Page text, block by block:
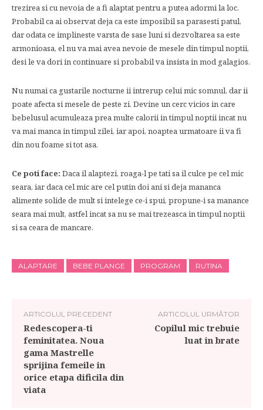
trezirea si cu nevoia de a fi alaptat pentru a putea adormi la loc.
Probabil ca ai observat deja ca este imposibil sa parasesti patul,
dar odata ce implineste varsta de sase luni si dezvoltarea sa este
armonioasa, el nu va mai avea nevoie de mesele din timpul noptii,
desi le va dori in continuare si probabil va insista in mod galagios.
Nu numai ca gustarile nocturne ii intrerup celui mic somnul, dar ii
poate afecta si mesele de peste zi. Devine un cerc vicios in care
bebelusul acumuleaza prea multe calorii in timpul noptii incat nu
va mai manca in timpul zilei, iar apoi, noaptea urmatoare ii va fi
din nou foame si tot asa.
Ce poti face: Daca il alaptezi, roaga-l pe tati sa il culce pe cel mic
seara, iar daca cel mic are cel putin doi ani si deja mananca
alimente solide de mult si intelege ce-i spui, propune-i sa manance
seara mai mult, astfel incat sa nu se mai trezeasca in timpul noptii
si sa ceara de mancare.
ALAPTARE BEBE PLANGE PROGRAM RUTINA
ARTICOLUL PRECEDENT
Redescopera-ti
feminitatea. Noua
gama Mastrelle
sprijina femeile in
orice etapa dificila din
viata
ARTICOLUL URMĂTOR
Copilul mic trebuie
luat in brate